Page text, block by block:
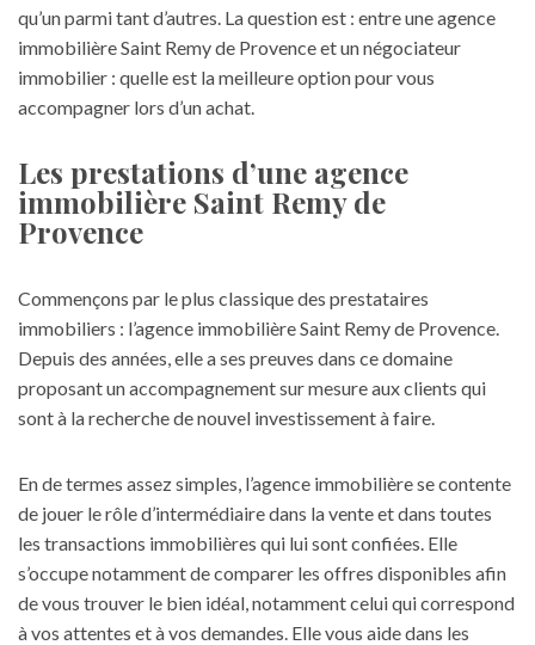
qu’un parmi tant d’autres. La question est : entre une agence
immobilière Saint Remy de Provence et un négociateur
immobilier : quelle est la meilleure option pour vous
accompagner lors d’un achat.
Les prestations d’une agence
immobilière Saint Remy de
Provence
Commençons par le plus classique des prestataires
immobiliers : l’agence immobilière Saint Remy de Provence.
Depuis des années, elle a ses preuves dans ce domaine
proposant un accompagnement sur mesure aux clients qui
sont à la recherche de nouvel investissement à faire.
En de termes assez simples, l’agence immobilière se contente
de jouer le rôle d’intermédiaire dans la vente et dans toutes
les transactions immobilières qui lui sont confiées. Elle
s’occupe notamment de comparer les offres disponibles afin
de vous trouver le bien idéal, notamment celui qui correspond
à vos attentes et à vos demandes. Elle vous aide dans les